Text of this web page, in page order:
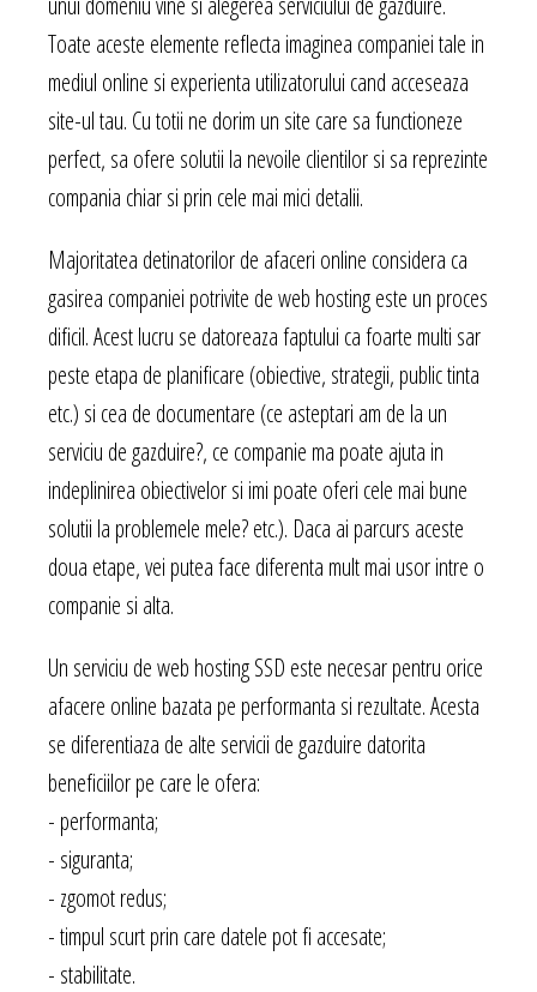
Toate aceste elemente reflecta imaginea companiei tale in
mediul online si experienta utilizatorului cand acceseaza
site-ul tau. Cu totii ne dorim un site care sa functioneze
perfect, sa ofere solutii la nevoile clientilor si sa reprezinte
compania chiar si prin cele mai mici detalii.
Majoritatea detinatorilor de afaceri online considera ca
gasirea companiei potrivite de web hosting este un proces
dificil. Acest lucru se datoreaza faptului ca foarte multi sar
peste etapa de planificare (obiective, strategii, public tinta
etc.) si cea de documentare (ce asteptari am de la un
serviciu de gazduire?, ce companie ma poate ajuta in
indeplinirea obiectivelor si imi poate oferi cele mai bune
solutii la problemele mele? etc.). Daca ai parcurs aceste
doua etape, vei putea face diferenta mult mai usor intre o
companie si alta.
Un serviciu de web hosting SSD este necesar pentru orice
afacere online bazata pe performanta si rezultate. Acesta
se diferentiaza de alte servicii de gazduire datorita
beneficiilor pe care le ofera:
- performanta;
- siguranta;
- zgomot redus;
- timpul scurt prin care datele pot fi accesate;
- stabilitate.